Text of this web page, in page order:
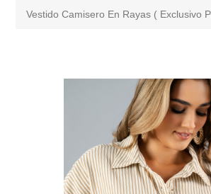
Vestido Camisero En Rayas ( Exclusivo